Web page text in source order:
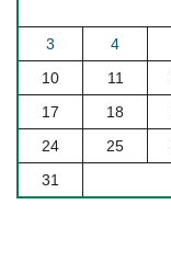
3
4
10
11
17
18
24
25
31